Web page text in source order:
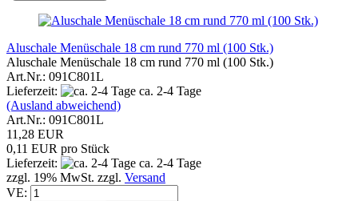
Aluschale Menüschale 18 cm rund 770 ml (100 Stk.)
Aluschale Menüschale 18 cm rund 770 ml (100 Stk.)
Art.Nr.: 091C801L
Lieferzeit:
ca. 2-4 Tage
(Ausland abweichend)
Art.Nr.: 091C801L
11,28 EUR
0,11 EUR pro Stück
Lieferzeit:
ca. 2-4 Tage
zzgl. 19% MwSt. zzgl. Versand
VE: